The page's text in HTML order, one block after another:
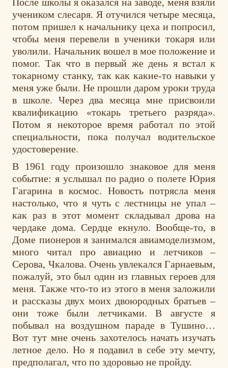
учеником слесаря. Я отучился четыре месяца,
потом пришел к начальнику цеха и попросил,
чтобы меня перевели в ученики токаря или
уволили. Начальник вошел в мое положение и
помог. Так что в первый же день я встал к
токарному станку, так как какие-то навыки у
меня уже были. Не прошли даром уроки труда
в школе. Через два месяца мне присвоили
квалификацию «токарь третьего разряда».
Потом я некоторое время работал по этой
специальности, пока получал водительское
удостоверение.
В 1961 году произошло знаковое для меня
событие: я услышал по радио о полете Юрия
Гагарина в космос. Новость потрясла меня
настолько, что я чуть с лестницы не упал –
как раз в этот момент складывал дрова на
чердаке дома. Сердце екнуло. Вообще-то, в
Доме пионеров я занимался авиамоделизмом,
много читал про авиацию и летчиков –
Серова, Чкалова. Очень увлекался Гарнаевым,
пожалуй, это был один из главных героев для
меня. Также что-то из этого в меня заложили
и рассказы двух моих двоюродных братьев –
они тоже были летчиками. В августе я
побывал на воздушном параде в Тушино…
Вот тут мне очень захотелось начать изучать
летное дело. Но я подавил в себе эту мечту,
предполагал, что по здоровью не пройду.